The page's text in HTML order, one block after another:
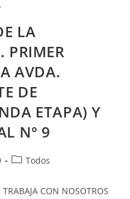
LA
PRIMER
AVDA.
DE
ETAPA) Y
N° 9
Todos
CON NOSOTROS